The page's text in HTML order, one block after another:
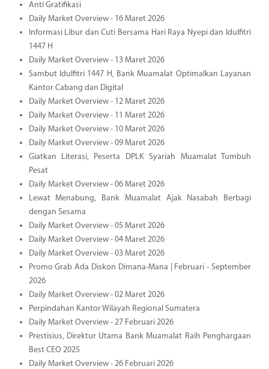
Anti Gratifikasi
Daily Market Overview - 16 Maret 2026
Informasi Libur dan Cuti Bersama Hari Raya Nyepi dan Idulfitri
1447 H
Daily Market Overview - 13 Maret 2026
Sambut Idulfitri 1447 H, Bank Muamalat Optimalkan Layanan
Kantor Cabang dan Digital
Daily Market Overview - 12 Maret 2026
Daily Market Overview - 11 Maret 2026
Daily Market Overview - 10 Maret 2026
Daily Market Overview - 09 Maret 2026
Giatkan Literasi, Peserta DPLK Syariah Muamalat Tumbuh
Pesat
Daily Market Overview - 06 Maret 2026
Lewat Menabung, Bank Muamalat Ajak Nasabah Berbagi
dengan Sesama
Daily Market Overview - 05 Maret 2026
Daily Market Overview - 04 Maret 2026
Daily Market Overview - 03 Maret 2026
Promo Grab Ada Diskon Dimana-Mana | Februari - September
2026
Daily Market Overview - 02 Maret 2026
Perpindahan Kantor Wilayah Regional Sumatera
Daily Market Overview - 27 Februari 2026
Prestisius, Direktur Utama Bank Muamalat Raih Penghargaan
Best CEO 2025
Daily Market Overview - 26 Februari 2026